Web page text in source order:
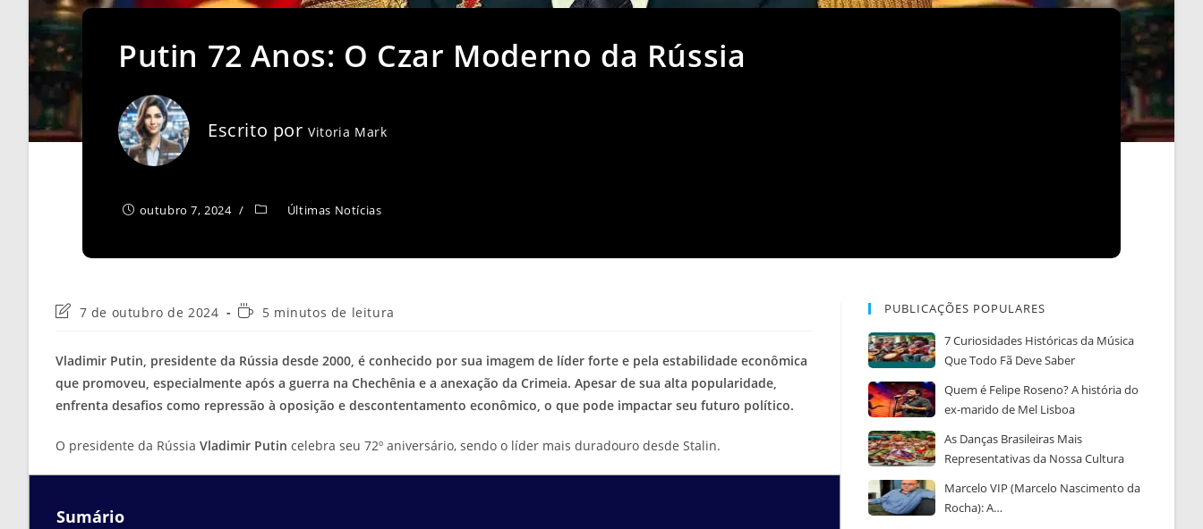
Putin 72 Anos: O Czar Moderno da Rússia
Escrito porVitoria Mark
outubro 7, 2024 Últimas Notícias
Última
post:
7 de outubro de 2024
Tempo5 minutos de leitura
Vladimir Putin, presidente da Rússia desde 2000, é conhecido por sua imagem de líder forte e pela estabilidade econômica
que promoveu, especialmente após a guerra na Chechênia e a anexação da Crimeia. Apesar de sua alta popularidade,
enfrenta desafios como repressão à oposição e descontentamento econômico, o que pode impactar seu futuro político.
O presidente da Rússia Vladimir Putin celebra seu 72º aniversário, sendo o líder mais duradouro desde Stalin.
Sumário
PUBLICAÇÕES POPULARES
7 Curiosidades Históricas da Música
Que Todo Fã Deve Saber
Quem é Felipe Roseno? A história do
ex-marido de Mel Lisboa
As Danças Brasileiras Mais
Representativas da Nossa Cultura
Marcelo VIP (Marcelo Nascimento da
Rocha): A…